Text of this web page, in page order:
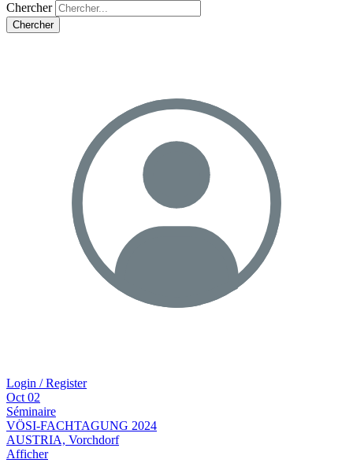
Chercher
Chercher
Login / Register
Oct 02
Séminaire
VÖSI-FACHTAGUNG 2024
AUSTRIA, Vorchdorf
Afficher